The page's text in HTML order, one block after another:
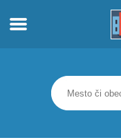
Apartmány
Turistické